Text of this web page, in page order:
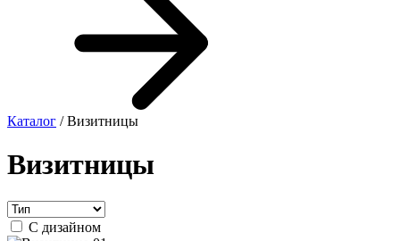
Каталог / Визитницы
Визитницы
С дизайном